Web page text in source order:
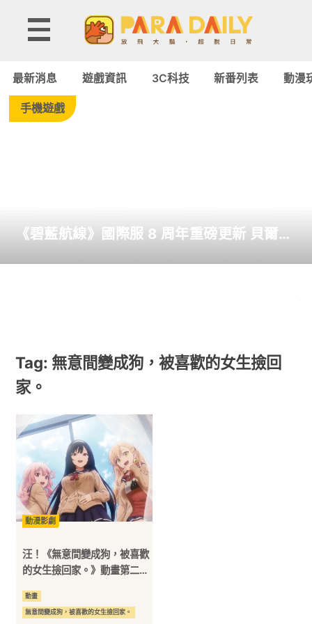
Tag:
意
成
狗，
歡
的
女
生
撿
回
家。
最新消息 遊戲資訊 3C科技 新番列表 動漫
手機遊戲
《碧藍航線》國際服 8 周年重磅更新 貝爾法
Tag: 無意間變成狗，被喜歡的女生撿回
家。
動漫影劇
汪！《無意間變成狗，被喜歡
的女生撿回家。》動畫第二波
動畫
無意間變成狗，被喜歡的女生撿回家。